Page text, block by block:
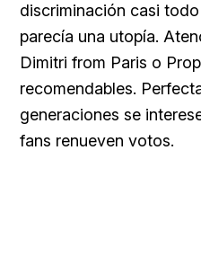
discriminación casi
parecía una utopía.
Dimitri from Paris o
recomendables.
generaciones se
fans renueven votos.